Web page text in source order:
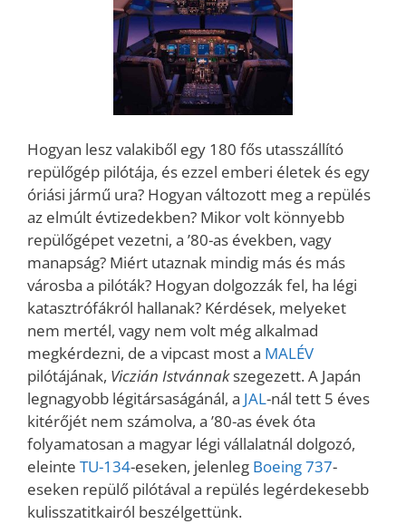
Hogyan lesz valakiből egy 180 fős utasszállító
repülőgép pilótája, és ezzel emberi életek és egy
óriási jármű ura? Hogyan változott meg a repülés
az elmúlt évtizedekben? Mikor volt könnyebb
repülőgépet vezetni, a ’80-as években, vagy
manapság? Miért utaznak mindig más és más
városba a pilóták? Hogyan dolgozzák fel, ha légi
katasztrófákról hallanak? Kérdések, melyeket
nem mertél, vagy nem volt még alkalmad
megkérdezni, de a vipcast most a MALÉV
pilótájának, Viczián Istvánnakszegezett. A Japán
legnagyobb légitársaságánál, a JAL-nál tett 5 éves
kitérőjét nem számolva, a ’80-as évek óta
folyamatosan a magyar légi vállalatnál dolgozó,
eleinte TU-134-eseken, jelenleg Boeing 737-
eseken repülő pilótával a repülés legérdekesebb
kulisszatitkairól beszélgettünk.